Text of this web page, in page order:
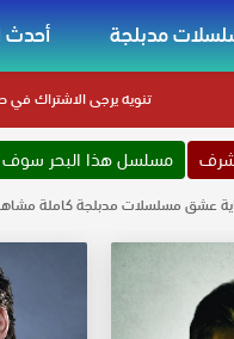
مدبلجة أحدث
تنويهيرجى الاشتراك في
مسلسل هذا البحر